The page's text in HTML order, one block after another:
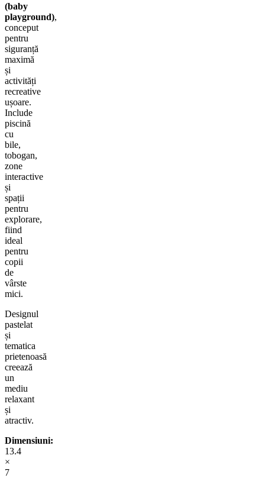
(baby
playground),
conceput
pentru
siguranță
maximă
și
activități
recreative
ușoare.
Include
piscină
cu
bile,
tobogan,
zone
interactive
și
spații
pentru
explorare,
fiind
ideal
pentru
copii
de
vârste
mici.
Designul
pastelat
și
tematica
prietenoasă
creează
un
mediu
relaxant
și
atractiv.
Dimensiuni:
13.4
×
7